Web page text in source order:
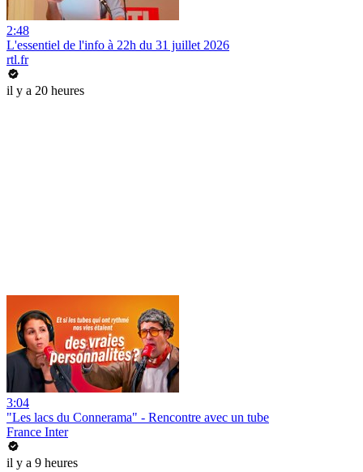
2:48
L'essentiel de l'info à 22h du 31 juillet 2026
rtl.fr
il y a 20 heures
3:04
"Les lacs du Connerama" - Rencontre avec un tube
France Inter
il y a 9 heures